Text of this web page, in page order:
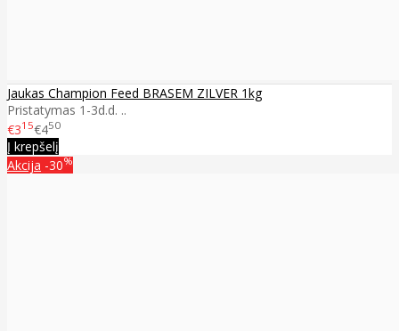
Jaukas Champion Feed BRASEM ZILVER 1kg
Pristatymas 1-3d.d. ..
€315€450
Į krepšelį
Akcija -30%